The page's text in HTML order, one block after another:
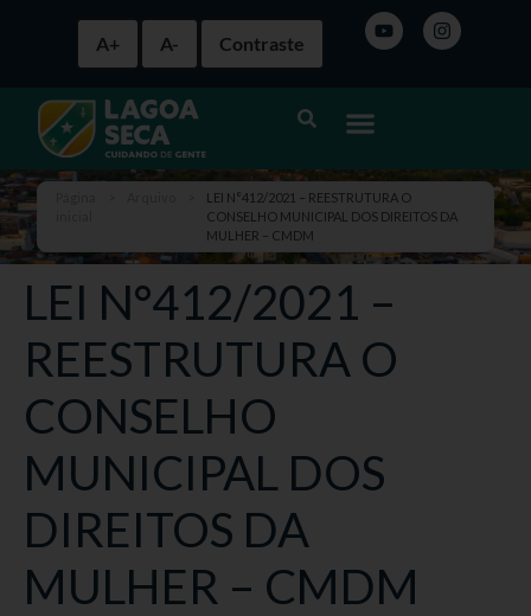
A+ A- Contraste
LEI N°412/2021 – REESTRUTURA O
CONSELHO MUNICIPAL DOS DIREITOS DA
MULHER – CMDM
LEI N°412/2021 –
REESTRUTURA O
CONSELHO
MUNICIPAL DOS
DIREITOS DA
MULHER – CMDM